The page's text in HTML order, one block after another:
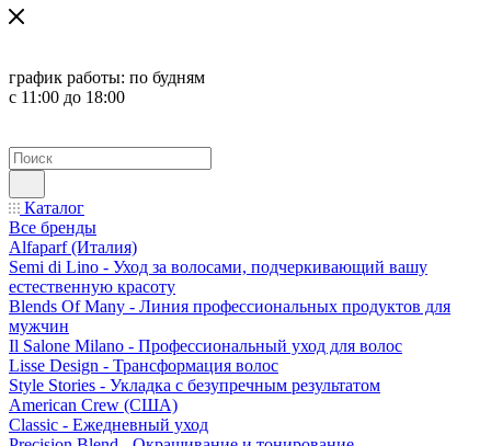
график работы: по будням
с 11:00 до 18:00
Каталог
Все бренды
Alfaparf (Италия)
Semi di Lino - Уход за волосами, подчеркивающий вашу
естественную красоту
Blends Of Many - Линия профессиональных продуктов для
мужчин
Il Salone Milano - Профессиональный уход для волос
Lisse Design - Трансформация волос
Style Stories - Укладка с безупречным результатом
American Crew (США)
Classic - Ежедневный уход